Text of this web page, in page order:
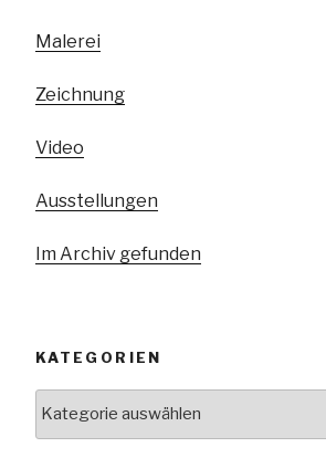
Malerei
Zeichnung
Video
Ausstellungen
Im Archiv gefunden
KATEGORIEN